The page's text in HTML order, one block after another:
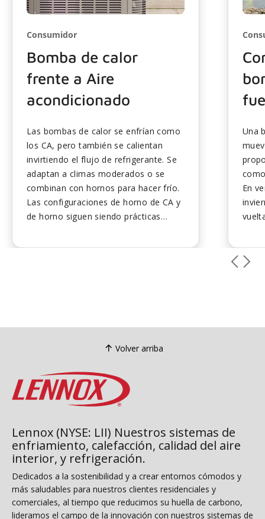
Consumidor
Bomba de calor
frente a Aire
acondicionado
Las bombas de calor se enfrían como
los CA, pero también se calientan
invirtiendo el flujo de refrigerante. Se
adaptan a climas moderados o se
combinan con hornos para hacer frío.
Las configuraciones de horno de CA y
de horno siguen siendo prácticas
compara las características de
Una
En
que
una
Volver arriba
Lennox (NYSE: LII) Nuestros sistemas de
enfriamiento, calefacción, calidad del aire
interior, y refrigeración.
Dedicados a la sostenibilidad y a crear entornos cómodos y
más saludables para nuestros clientes residenciales y
comerciales, al tiempo que reducimos su huella de carbono,
lideramos el campo de la innovación con nuestros sistemas de